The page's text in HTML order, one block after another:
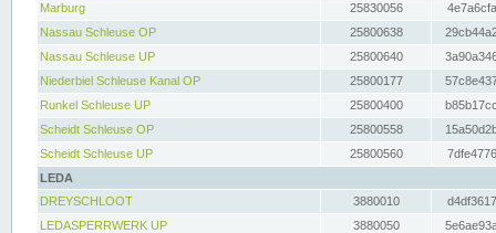
Marburg
25830056
Nassau Schleuse OP
25800638
Nassau Schleuse UP
25800640
Niederbiel Schleuse Kanal OP
25800177
Runkel Schleuse UP
25800400
Scheidt Schleuse OP
25800558
Scheidt Schleuse UP
25800560
LEDA
DREYSCHLOOT
3880010
LEDASPERRWERK UP
3880050